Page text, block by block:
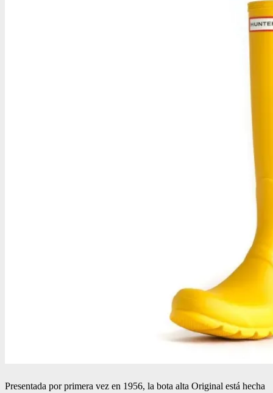
Presentada por primera vez en 1956, la bota alta Original está hecha